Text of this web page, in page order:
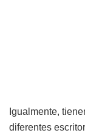
Igualmente,
diferentes